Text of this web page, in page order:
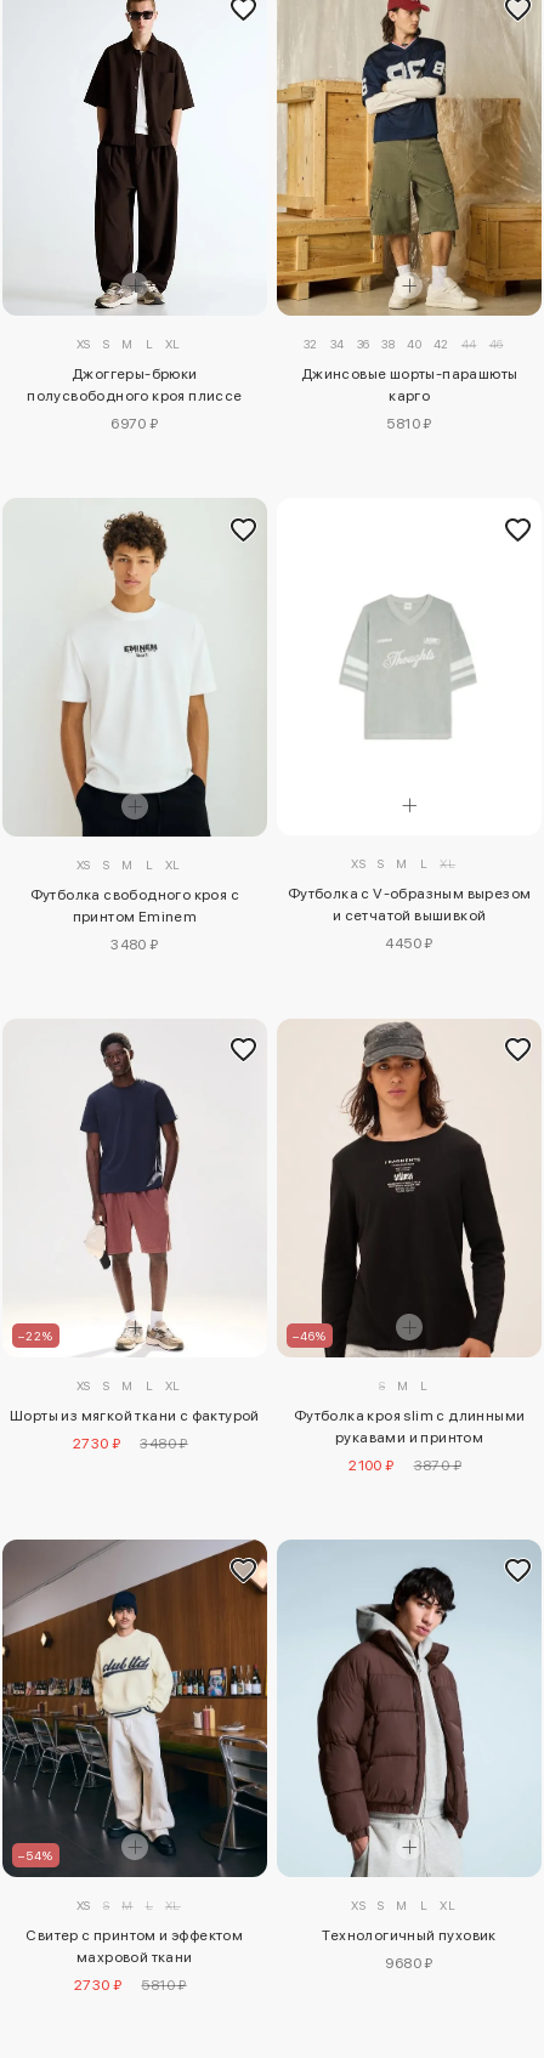
XS S M L XL
Джоггеры-брюки
полусвободного кроя плиссе
6970 ₽
32 34 36 38 40 42 44 46
Джинсовые шорты-парашюты
карго
5810 ₽
XS S M L XL
Футболка свободного кроя с
принтом Eminem
3480 ₽
XS S M L XL
Футболка с V-образным вырезом
и сетчатой вышивкой
4450 ₽
–22%
XS S M L XL
Шорты из мягкой ткани с фактурой
2730 ₽
3480 ₽
–46%
S M L
Футболка кроя slim с длинными
рукавами и принтом
2100 ₽
3870 ₽
–54%
XS S M L XL
Свитер с принтом и эффектом
махровой ткани
2730 ₽
5810 ₽
XS S M L XL
Технологичный пуховик
9680 ₽